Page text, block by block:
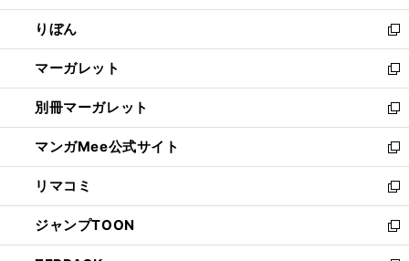
開
く
ウ
で
開
く
ン
ド
ウ
で
開
く
ウ
ィ
ン
ド
ウ
で
開
く
りぼん
新
し
い
ウ
ィ
ン
ド
ウ
で
開
く
マーガレット
新
し
い
ウ
ィ
ン
ド
ウ
で
開
別冊マーガレット
新
し
い
ウ
ィ
ン
ド
ウ
マンガMee公式サイト
新
し
い
ウ
ィ
ン
リマコミ
新
し
い
ウ
ジャンプTOON
新
し